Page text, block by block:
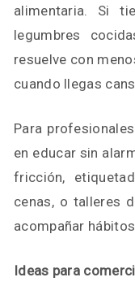
alimentaria. Si
legumbres
resuelve con
cuando llegas
Para
en educar sin
fricción,
cenas, o talleres
acompañar
Ideas para